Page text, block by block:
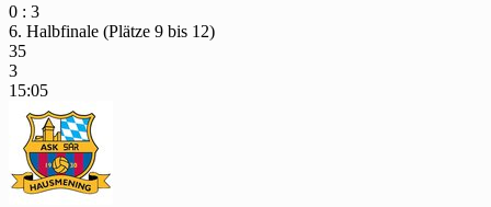
0 : 3
6. Halbfinale (Plätze 9 bis 12)
35
3
15:05